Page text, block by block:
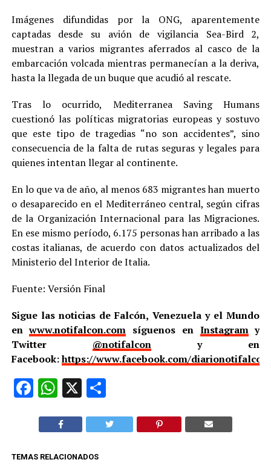
Imágenes difundidas por la ONG, aparentemente
captadas desde su avión de vigilancia Sea-Bird 2,
muestran a varios migrantes aferrados al casco de la
embarcación volcada mientras permanecían a la deriva,
hasta la llegada de un buque que acudió al rescate.
Tras lo ocurrido, Mediterranea Saving Humans
cuestionó las políticas migratorias europeas y sostuvo
que este tipo de tragedias “no son accidentes”, sino
consecuencia de la falta de rutas seguras y legales para
quienes intentan llegar al continente.
En lo que va de año, al menos 683 migrantes han muerto
o desaparecido en el Mediterráneo central, según cifras
de la Organización Internacional para las Migraciones.
En ese mismo período, 6.175 personas han arribado a las
costas italianas, de acuerdo con datos actualizados del
Ministerio del Interior de Italia.
Fuente: Versión Final
Sigue las noticias de Falcón, Venezuela y el Mundo
enwww.notifalcon.com síguenos en Instagramy
Twitter @notifalcony en
Facebook:https://www.facebook.com/
Facebook
WhatsApp
X Compartir
TEMAS RELACIONADOS